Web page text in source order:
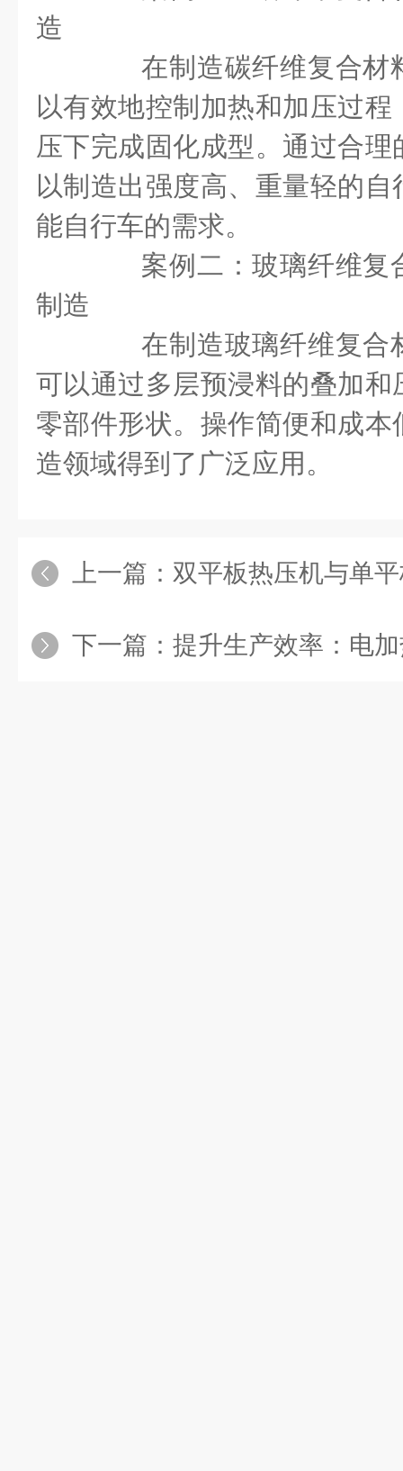
造
在制造碳纤维复合材
以有效地控制加热和加压过
压下完成固化成型。通过合
以制造出强度高、重量轻的
能自行车的需求。
案例二：玻璃纤维复
制造
在制造玻璃纤维复合
可以通过多层预浸料的叠加
零部件形状。操作简便和成
造领域得到了广泛应用。
上一篇： 双平板热压机与单
下一篇： 提升生产效率：电